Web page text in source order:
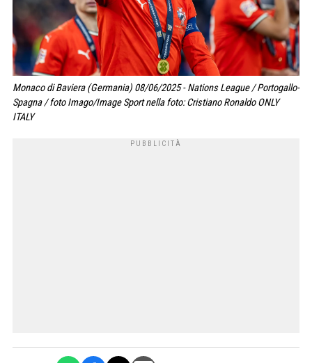
Monaco di Baviera (Germania) 08/06/2025 - Nations League / Portogallo-
Spagna / foto Imago/Image Sport nella foto: Cristiano Ronaldo ONLY
ITALY